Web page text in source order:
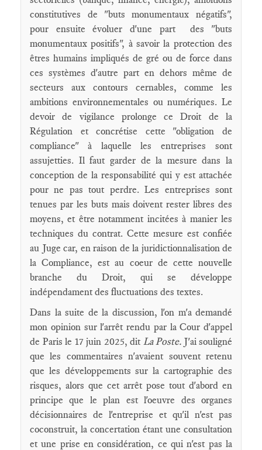
constitutives de "buts monumentaux négatifs",
pour ensuite évoluer d'une part des "buts
monumentaux positifs", à savoir la protection des
êtres humains impliqués de gré ou de force dans
ces systèmes d'autre part en dehors même de
secteurs aux contours cernables, comme les
ambitions environnementales ou numériques. Le
devoir de vigilance prolonge ce Droit de la
Régulation et concrétise cette "obligation de
compliance" à laquelle les entreprises sont
assujetties. Il faut garder de la mesure dans la
conception de la responsabilité qui y est attachée
pour ne pas tout perdre. Les entreprises sont
tenues par les buts mais doivent rester libres des
moyens, et être notamment incitées à manier les
techniques du contrat. Cette mesure est confiée
au Juge car, en raison de la juridictionnalisation de
la Compliance, est au coeur de cette nouvelle
branche du Droit, qui se développe
indépendament des fluctuations des textes.
Dans la suite de la discussion, l'on m'a demandé
mon opinion sur l'arrêt rendu par la Cour d'appel
de Paris le 17 juin 2025, dit La Poste. J'ai souligné
que les commentaires n'avaient souvent retenu
que les développements sur la cartographie des
risques, alors que cet arrêt pose tout d'abord en
principe que le plan est l'oeuvre des organes
décisionnaires de l'entreprise et qu'il n'est pas
coconstruit, la concertation étant une consultation
et une prise en considération, ce qui n'est pas la